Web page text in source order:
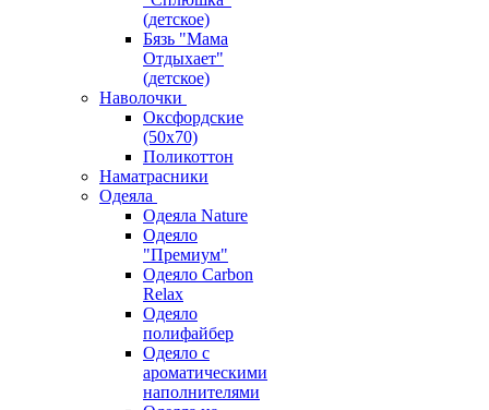
(детское)
Бязь "Мама
Отдыхает"
(детское)
Наволочки
Оксфордские
(50х70)
Поликоттон
Наматрасники
Одеяла
Одеяла Nature
Одеяло
"Премиум"
Одеяло Carbon
Relax
Одеяло
полифайбер
Одеяло с
ароматическими
наполнителями